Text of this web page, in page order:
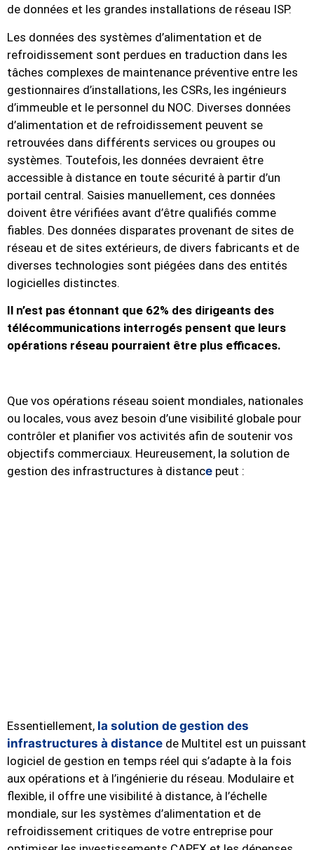
de données et les grandes installations de réseau ISP.
Les données des systèmes d’alimentation et de
refroidissement sont perdues en traduction dans les
tâches complexes de maintenance préventive entre les
gestionnaires d’installations, les CSRs, les ingénieurs
d’immeuble et le personnel du NOC. Diverses données
d’alimentation et de refroidissement peuvent se
retrouvées dans différents services ou groupes ou
systèmes. Toutefois, les données devraient être
accessible à distance en toute sécurité à partir d’un
portail central. Saisies manuellement, ces données
doivent être vérifiées avant d’être qualifiés comme
fiables. Des données disparates provenant de sites de
réseau et de sites extérieurs, de divers fabricants et de
diverses technologies sont piégées dans des entités
logicielles distinctes.
Il n’est pas étonnant que 62% des dirigeants des
télécommunications interrogés pensent que leurs
opérations réseau pourraient être plus efficaces.
Que vos opérations réseau soient mondiales, nationales
ou locales, vous avez besoin d’une visibilité globale pour
contrôler et planifier vos activités afin de soutenir vos
objectifs commerciaux. Heureusement, la solution de
gestion des infrastructures à distance peut :
Essentiellement, la solution de gestion des
infrastructures à distance de Multitel est un puissant
logiciel de gestion en temps réel qui s’adapte à la fois
aux opérations et à l’ingénierie du réseau. Modulaire et
flexible, il offre une visibilité à distance, à l’échelle
mondiale, sur les systèmes d’alimentation et de
refroidissement critiques de votre entreprise pour